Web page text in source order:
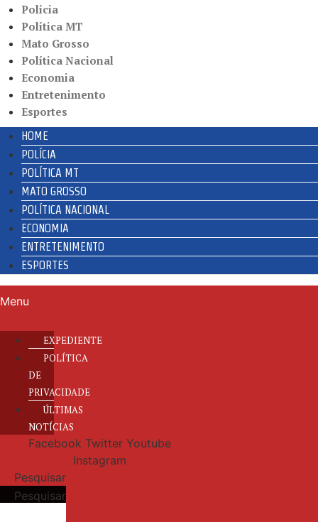
Polícia
Política MT
Mato Grosso
Política Nacional
Economia
Entretenimento
Esportes
HOME
POLÍCIA
POLÍTICA MT
MATO GROSSO
POLÍTICA NACIONAL
ECONOMIA
ENTRETENIMENTO
ESPORTES
Menu
EXPEDIENTE
POLÍTICA
DE
PRIVACIDADE
ÚLTIMAS
NOTÍCIAS
Facebook Twitter Youtube
Instagram
Pesquisar
Pesquisar